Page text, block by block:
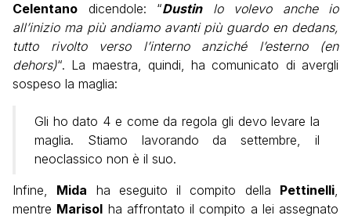
Celentano dicendole: “Dustinlo volevo anche io
all’inizio ma più andiamo avanti più guardo en dedans,
tutto rivolto verso l’interno anziché l’esterno (en
dehors)“. La maestra, quindi, ha comunicato di avergli
sospeso la maglia:
Gli ho dato 4 e come da regola gli devo levare la
maglia. Stiamo lavorando da settembre, il
neoclassico non è il suo.
Infine, Mida ha eseguito il compito della Pettinelli,
mentre Marisol ha affrontato il compito a lei assegnato